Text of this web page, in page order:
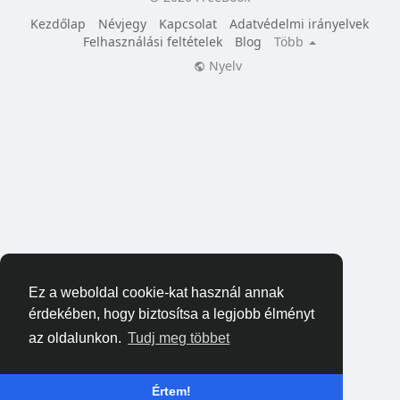
Ez a weboldal cookie-kat használ annak
érdekében, hogy biztosítsa a legjobb élményt
az oldalunkon. Tudj meg többet
Értem!
Kezdőlap
Névjegy Kapcsolat
Adatvédelmi irányelvek
Felhasználási feltételek
Blog
Több
Nyelv